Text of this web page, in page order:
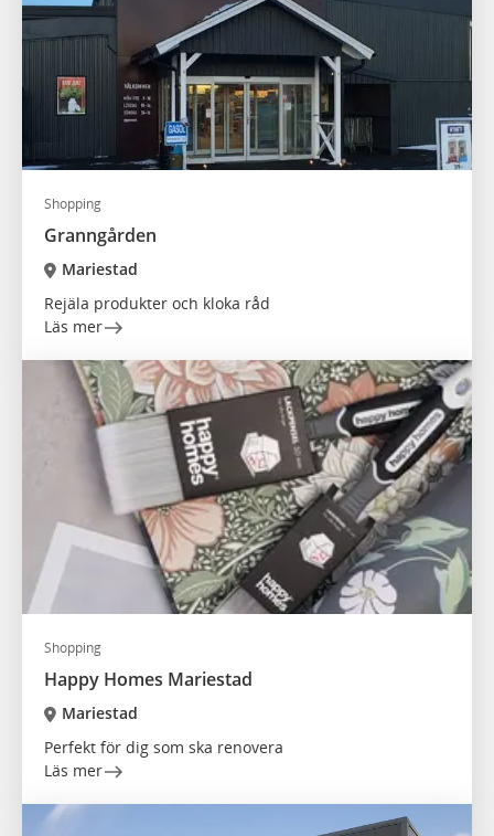
Shopping
Granngården
Mariestad
Rejäla produkter och kloka råd
Läs mer
Shopping
Happy Homes Mariestad
Mariestad
Perfekt för dig som ska renovera
Läs mer